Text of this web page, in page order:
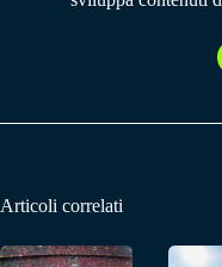
Articoli correlati